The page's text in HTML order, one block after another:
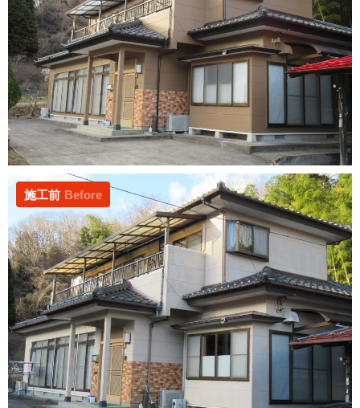
施工前 Before